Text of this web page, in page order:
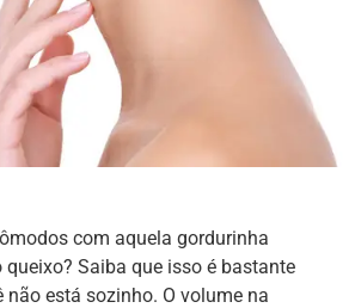
com aquela gordurinha
Saiba que isso é bastante
não está sozinho. O volume na